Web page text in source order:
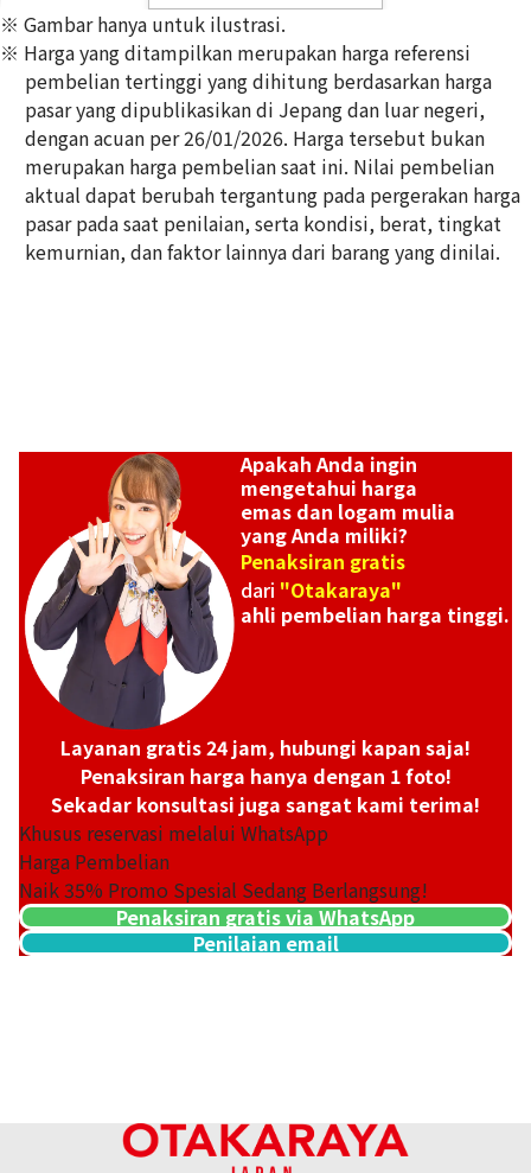
Platinum (Pt900) earrings
Referensi Harga Buyback
ASK
Platinum (Pt900) earrings
※ Gambar hanya untuk ilustrasi.
※ Harga yang ditampilkan merupakan harga referensi
pembelian tertinggi yang dihitung berdasarkan harga
pasar yang dipublikasikan di Jepang dan luar negeri,
dengan acuan per 26/01/2026. Harga tersebut bukan
merupakan harga pembelian saat ini. Nilai pembelian
aktual dapat berubah tergantung pada pergerakan harga
pasar pada saat penilaian, serta kondisi, berat, tingkat
kemurnian, dan faktor lainnya dari barang yang dinilai.
Apakah Anda ingin
mengetahui harga
emas dan logam mulia
yang Anda miliki?
Penaksiran gratis
dari "Otakaraya"
ahli pembelian harga tinggi.
Layanan gratis 24 jam, hubungi kapan saja!
Penaksiran harga hanya dengan 1 foto!
Sekadar konsultasi juga sangat kami terima!
Khusus reservasi melalui WhatsApp
Harga Pembelian
Naik35% Promo Spesial Sedang Berlangsung!
Penaksiran gratis via WhatsApp
Penilaian email